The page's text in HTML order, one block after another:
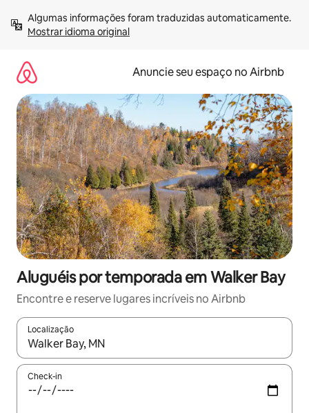
para
Mostrar idioma original
Anuncie seu espaço no Airbnb
Aluguéis por temporada em Walker Bay
Encontre e reserve lugares incríveis no Airbnb
Localização
Quando os resultados estiverem disponíveis, explore-os
Check-in